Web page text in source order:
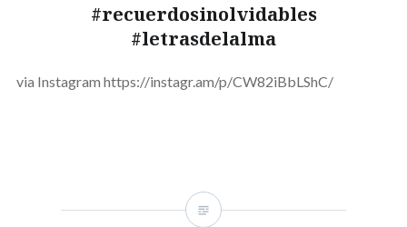
#recuerdosinolvidables
#letrasdelalma
via Instagram https://instagr.am/p/CW82iBbLShC/